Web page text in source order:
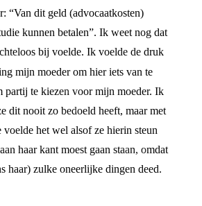
“Van dit geld (advocaatkosten)
kunnen betalen”. Ik weet nog dat
bij voelde. Ik voelde de druk
mijn moeder om hier iets van te
partij te kiezen voor mijn moeder. Ik
dit nooit zo bedoeld heeft, maar met
voelde het wel alsof ze hierin steun
haar kant moest gaan staan, omdat
haar) zulke oneerlijke dingen deed.